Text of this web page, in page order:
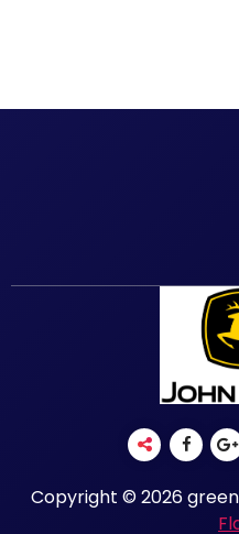
Copyright © 2026